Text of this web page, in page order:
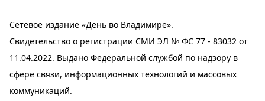
Сетевое издание «День во Владимире».
Свидетельство о регистрации СМИ ЭЛ № ФС 77 - 83032 от
11.04.2022. Выдано Федеральной службой по надзору в
сфере связи, информационных технологий и массовых
коммуникаций.